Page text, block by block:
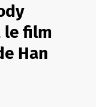
le film
Han